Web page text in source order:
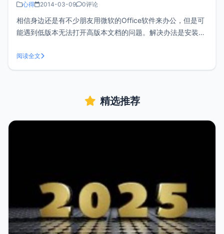
心得 2014-03-09 0评论
相信身边还是有不少朋友用微软的Office软件来办公，但是可
能遇到低版本无法打开高版本文档的问题。解决办法是安装一
10版本建立的文档，发送给朋友的时候对方说打不开（假设对
方是03的office而恰好也没有安装兼容包），那么我们在保存
阅读全文
精选推荐